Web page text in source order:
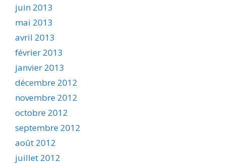
juin 2013
mai 2013
avril 2013
février 2013
janvier 2013
décembre 2012
novembre 2012
octobre 2012
septembre 2012
août 2012
juillet 2012